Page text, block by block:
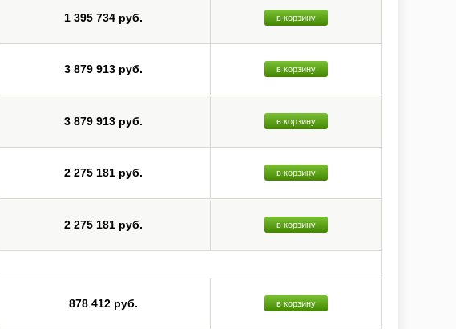
1 395 734 руб. в корзину
3 879 913 руб. в корзину
3 879 913 руб. в корзину
2 275 181 руб. в корзину
2 275 181 руб. в корзину
878 412 руб. в корзину